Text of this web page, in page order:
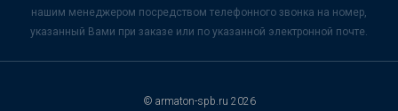
нашим менеджером посредством телефонного звонка на номер,
указанный Вами при заказе или по указанной электронной почте.
© armaton-spb.ru 2026